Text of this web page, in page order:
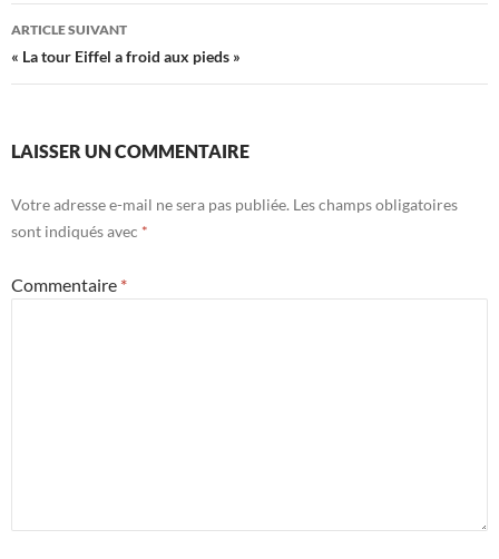
articles
ARTICLE SUIVANT
« La tour Eiffel a froid aux pieds »
LAISSER UN COMMENTAIRE
Votre adresse e-mail ne sera pas publiée. Les champs obligatoires
sont indiqués avec *
Commentaire *